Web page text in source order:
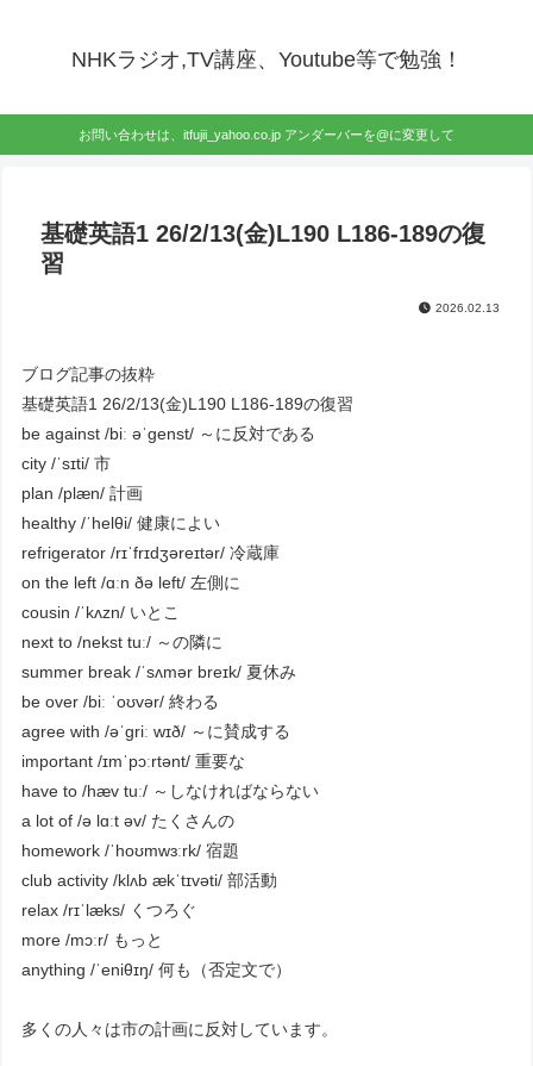
NHKラジオ,TV講座、Youtube等で勉強！
お問い合わせは、itfujii_yahoo.co.jp アンダーバーを@に変更して
基礎英語1 26/2/13(金)L190 L186-189の復
習
2026.02.13
ブログ記事の抜粋
基礎英語1 26/2/13(金)L190 L186-189の復習
be against /biː əˈɡenst/ ～に反対である
city /ˈsɪti/ 市
plan /plæn/ 計画
healthy /ˈhelθi/ 健康によい
refrigerator /rɪˈfrɪdʒəreɪtər/ 冷蔵庫
on the left /ɑːn ðə left/ 左側に
cousin /ˈkʌzn/ いとこ
next to /nekst tuː/ ～の隣に
summer break /ˈsʌmər breɪk/ 夏休み
be over /biː ˈoʊvər/ 終わる
agree with /əˈɡriː wɪð/ ～に賛成する
important /ɪmˈpɔːrtənt/ 重要な
have to /hæv tuː/ ～しなければならない
a lot of /ə lɑːt əv/ たくさんの
homework /ˈhoʊmwɜːrk/ 宿題
club activity /klʌb ækˈtɪvəti/ 部活動
relax /rɪˈlæks/ くつろぐ
more /mɔːr/ もっと
anything /ˈeniθɪŋ/ 何も（否定文で）
多くの人々は市の計画に反対しています。